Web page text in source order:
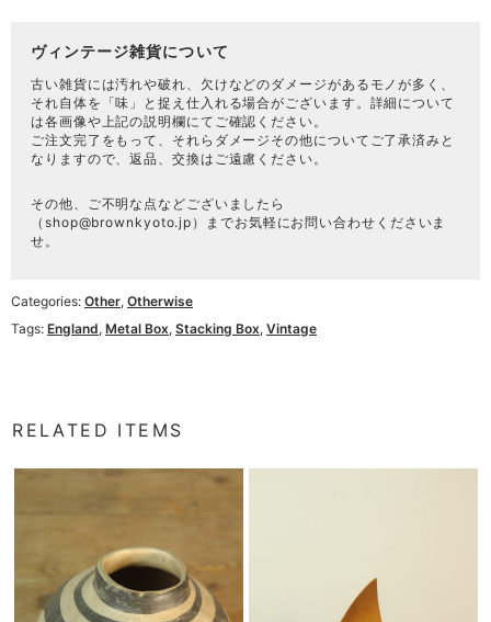
ヴィンテージ雑貨について
古い雑貨には汚れや破れ、欠けなどのダメージがあるモノが多く、
それ自体を「味」と捉え仕入れる場合がございます。詳細について
は各画像や上記の説明欄にてご確認ください。
ご注文完了をもって、それらダメージその他についてご了承済みと
なりますので、返品、交換はご遠慮ください。
その他、ご不明な点などございましたら
（ shop@brownkyoto.jp ）までお気軽にお問い合わせくださいま
せ。
Categories: Other, Otherwise
Tags: England, Metal Box, Stacking Box, Vintage
RELATED ITEMS